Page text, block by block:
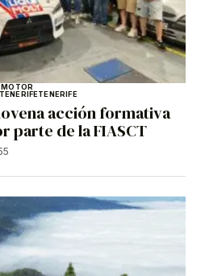
MOTOR
TENERIFE
acción formativa
parte de la FIASCT